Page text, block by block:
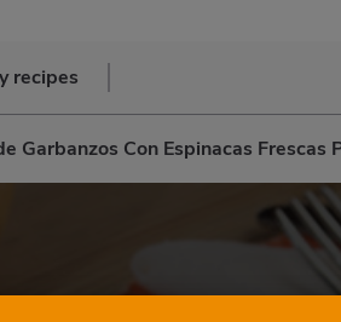
recipes
Garbanzos Con Espinacas Frescas